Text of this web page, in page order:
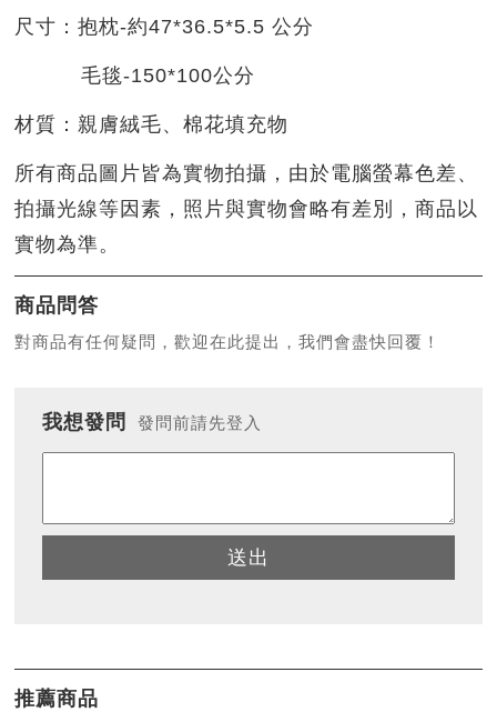
尺寸：抱枕-約47*36.5*5.5 公分
毛毯-150*100公分
材質：親膚絨毛、棉花填充物
所有商品圖片皆為實物拍攝，由於電腦螢幕色差、
拍攝光線等因素，照片與實物會略有差別，商品以
實物為準。
商品問答
對商品有任何疑問，歡迎在此提出，我們會盡快回覆！
我想發問 發問前請先登入
送出
推薦商品